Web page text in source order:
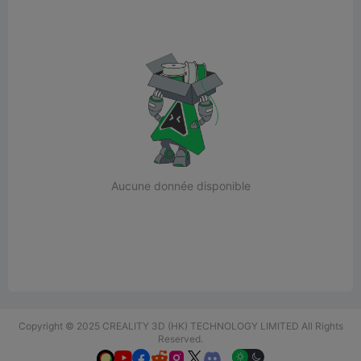
Aucune donnée disponible
Copyright © 2025 CREALITY 3D (HK) TECHNOLOGY LIMITED All Rights
Reserved.
   